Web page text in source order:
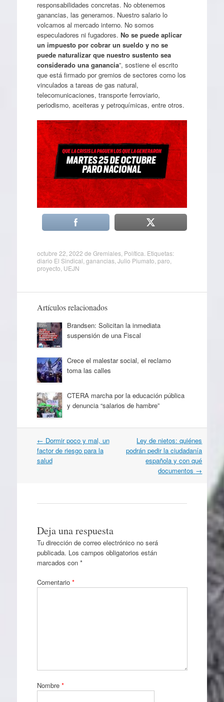
responsabilidades concretas. No obtenemos
ganancias, las generamos. Nuestro salario lo
volcamos al mercado interno. No somos
especuladores ni fugadores. No se puede aplicar
un impuesto por cobrar un sueldo y no se
puede naturalizar que nuestro sustento sea
considerado una ganancia”, sostiene el escrito
que está firmado por gremios de sectores como los
vinculados a tareas de gas natural,
telecomunicaciones, transporte ferroviario,
periodismo, aceiteras y petroquímicas, entre otros.
octubre 22, 2022 de Gremiales, Política . Etiquetas:
diario El Sindical ganancias, Julio Piumato paro
proyecto UEJN
Artículos relacionados
Brandsen: Solicitan la inmediata
suspensión de una Fiscal
Crece el malestar social, el reclamo
toma las calles
CTERA marcha por la educación pública
y denuncia “salarios de hambre”
Navegación
por
artículos
← Dormir poco y mal, un
factor de riesgo para la
salud
Ley de nietos: quiénes
podrán pedir la ciudadanía
española y con qué
documentos →
Deja una respuesta
Tu dirección de correo electrónico no será
publicada. Los campos obligatorios están
marcados con *
Comentario *
Nombre *